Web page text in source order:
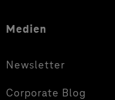
Medien
Newsletter
Corporate Blog